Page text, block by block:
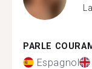
PARLE
Espagnol